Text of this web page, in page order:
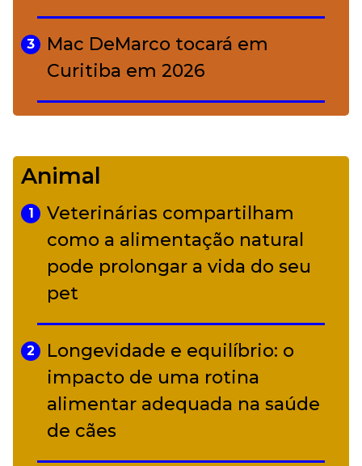
3
Mac DeMarco tocará em
Curitiba em 2026
Camerata tem repertório
diverso a partir de R$ 17
Adriana Calcanhotto retoma
alter ego infantil para show em
Curitiba
Animal
1
Veterinárias compartilham
como a alimentação natural
pode prolongar a vida do seu
pet
2
Longevidade e equilíbrio: o
impacto de uma rotina
alimentar adequada na saúde
de cães